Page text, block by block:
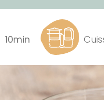
10min